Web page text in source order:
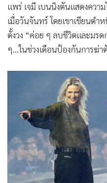
แพร่ เจมี เบนนิงตันแสดงควา
เมื่อวันจันทร์ โดยเขาเขียนตำ
ตั้งวง “ค่อย ๆ ลบชีวิตและมร
ๆ...ในช่วงเดือนป้องกันการฆ่